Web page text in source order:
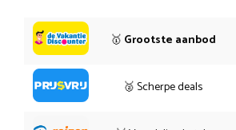
🥇 Grootste aanbod
🥈 Scherpe deals